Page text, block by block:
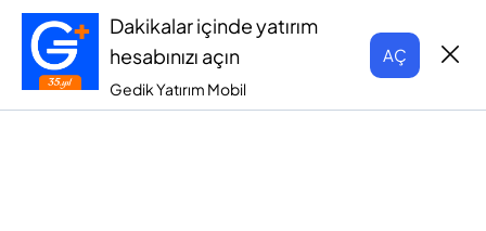
Dakikalar içinde yatırım
hesabınızı açın
Gedik Yatırım Mobil
AÇ